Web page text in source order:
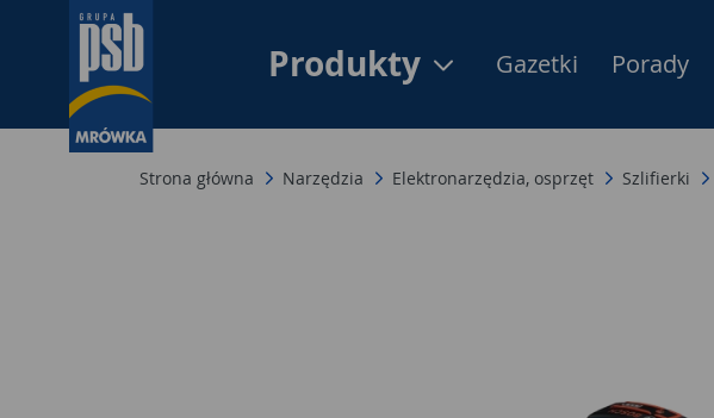
Produkty Gazetki Porady
Strona główna Narzędzia Elektronarzędzia, osprzęt Szlifierki